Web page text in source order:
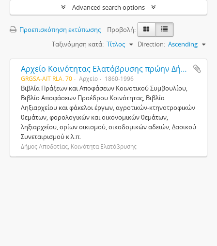
Advanced search options
Προεπισκόπηση εκτύπωσης
Προβολή:
Ταξινόμηση κατά: Τίτλος Direction: Ascending
Aρχείο Κοινότητας Ελατόβρυσης πρώην Δήμου Αποδοτίας
GRGSA-AIT RLA. 70 Αρχείο 1860-1996
Βιβλία Πράξεων και Αποφάσεων Κοινοτικού Συμβουλίου,
Βιβλίο Αποφάσεων Προέδρου Κοινότητας, Βιβλία
Ληξιαρχείου και φάκελοι έργων, αγροτικών-κτηνοτροφικών
θεμάτων, φορολογικών και οικονομικών θεμάτων,
ληξιαρχείου, ορίων οικισμού, οικοδομικών αδειών, Δασικού
Συνεταιρισμού κ.λ.π.
Δήμος Αποδοτίας, Κοινότητα Ελατόβρυσης